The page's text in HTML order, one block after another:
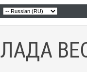
ЛАДА